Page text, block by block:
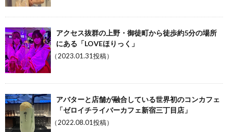
アクセス抜群の上野・御徒町から徒歩約5分の場所
にある「LOVEほりっく」
（2023.01.31投稿）
アバターと店舗が融合している世界初のコンカフェ
「ゼロイチライバーカフェ新宿三丁目店」
（2022.08.01投稿）